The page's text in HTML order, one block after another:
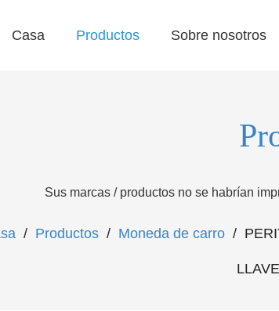
Casa Productos Sobre nosotros
Sus marcas / productos no se habrían
/ Productos / Moneda de carro /